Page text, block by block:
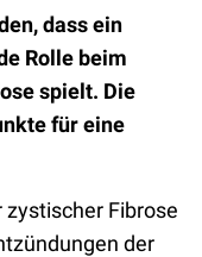
dass ein
Rolle beim
spielt. Die
für eine
zystischer Fibrose
der